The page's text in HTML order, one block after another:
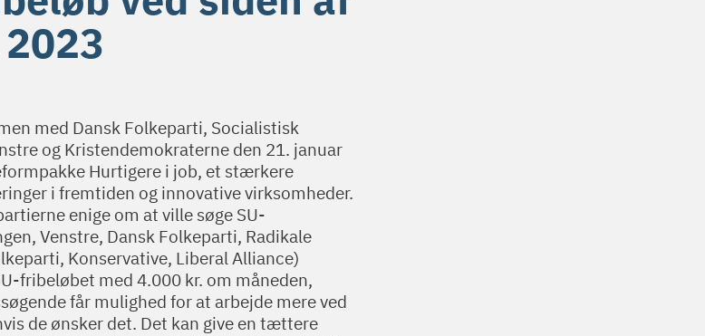
med Dansk Folkeparti, Socialistisk
og Kristendemokraterne den 21. januar
Hurtigere i job, et stærkere
i fremtiden og innovative virksomheder.
enige om at ville søge SU-
Venstre, Dansk Folkeparti, Radikale
Konservative, Liberal Alliance)
fribeløbet med 4.000 kr. om måneden,
får mulighed for at arbejde mere ved
de ønsker det. Det kan give en tættere